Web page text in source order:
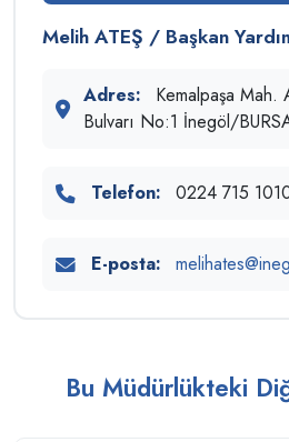
Melih ATEŞ / Başkan
Adres:
Kemalpaşa Mah.
Bulvarı No:1 İnegöl/
Telefon: 0224 715
E-posta:
Bu Müdürlükteki